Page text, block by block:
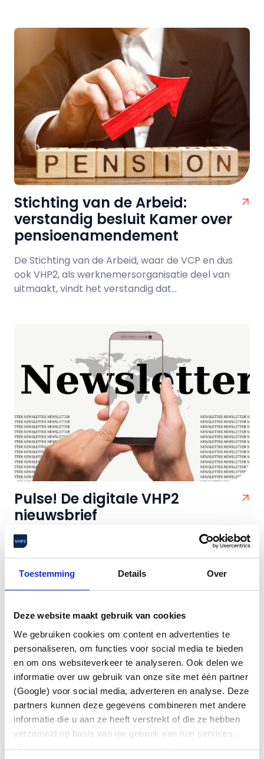
Toestemming Details Over
Deze website maakt gebruik van cookies
We gebruiken cookies om content en advertenties te
personaliseren, om functies voor social media te bieden
en om ons websiteverkeer te analyseren. Ook delen we
informatie over uw gebruik van onze site met één partner
(Google) voor social media, adverteren en analyse. Deze
partners kunnen deze gegevens combineren met andere
informatie die u aan ze heeft verstrekt of die ze hebben
verzameld op basis van uw gebruik van hun services.
Via de zwevende knop (met paperclip) linksonder in
Stichting van de Arbeid:
verstandig besluit Kamer over
pensioenamendement
De Stichting van de Arbeid, waar de VCP en dus
ook VHP2, als werknemersorganisatie deel van
uitmaakt, vindt het verstandig dat...
Pulse! De digitale VHP2
nieuwsbrief
Vorige week is de eerste Pulse! van dit jaar
om de nieuwsbrief...